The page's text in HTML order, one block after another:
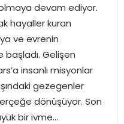
devam ediyor.
hayaller kuran
ve evrenin
Gelişen
insanlı misyonlar
gezegenler
dönüşüyor. Son
bir ivme…